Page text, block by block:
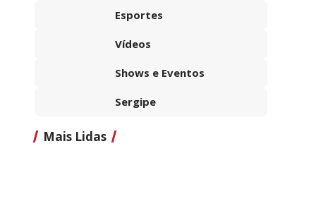
Esportes
Vídeos
Shows e Eventos
Sergipe
Mais Lidas